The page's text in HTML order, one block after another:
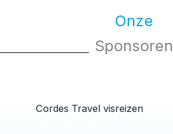
Onze
Sponsoren
Cordes Travel visreizen